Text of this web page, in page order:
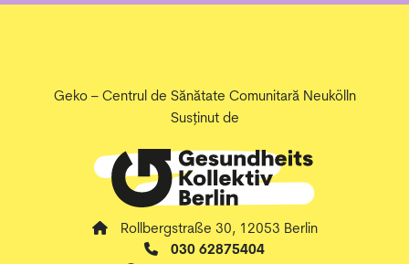
Geko – Centrul de Sănătate Comunitară Neukölln
Susținut de
Rollbergstraße 30, 12053 Berlin
030 62875404